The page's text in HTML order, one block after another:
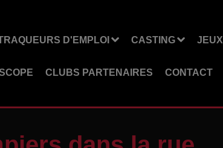
D'EMPLOI CASTING JEUX
CLUBS PARTENAIRES CONTACT